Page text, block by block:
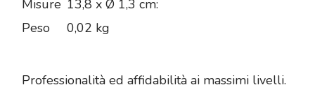
Misure 13,8 x Ø 1,3 cm:
Peso
0,02 kg
Professionalità ed affidabilità ai massimi livelli.